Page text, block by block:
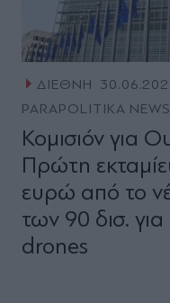
ΔΙΕΘΝΗ
PARAPOLITIKA
Κομισιόν για
Πρώτη
ευρώ από το
των 90 δισ.
drones